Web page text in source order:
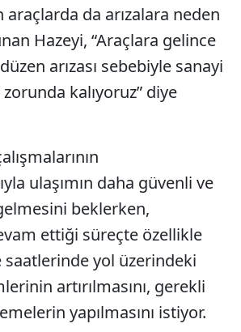
araçlarda da arızalara neden
Hazeyi, “Araçlara gelince
arızası sebebiyle sanayi
kalıyoruz” diye
ulaşımın daha güvenli ve
beklerken,
ettiği süreçte özellikle
saatlerinde yol üzerindeki
artırılmasını, gerekli
yapılmasını istiyor.